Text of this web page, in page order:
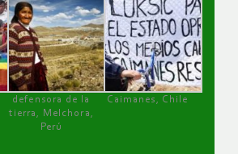
defensora de la
tierra, Melchora,
Perú
Caimanes, Chile